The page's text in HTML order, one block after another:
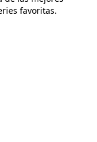
favoritas.